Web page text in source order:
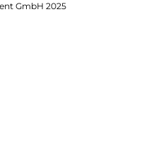
GmbH 2025